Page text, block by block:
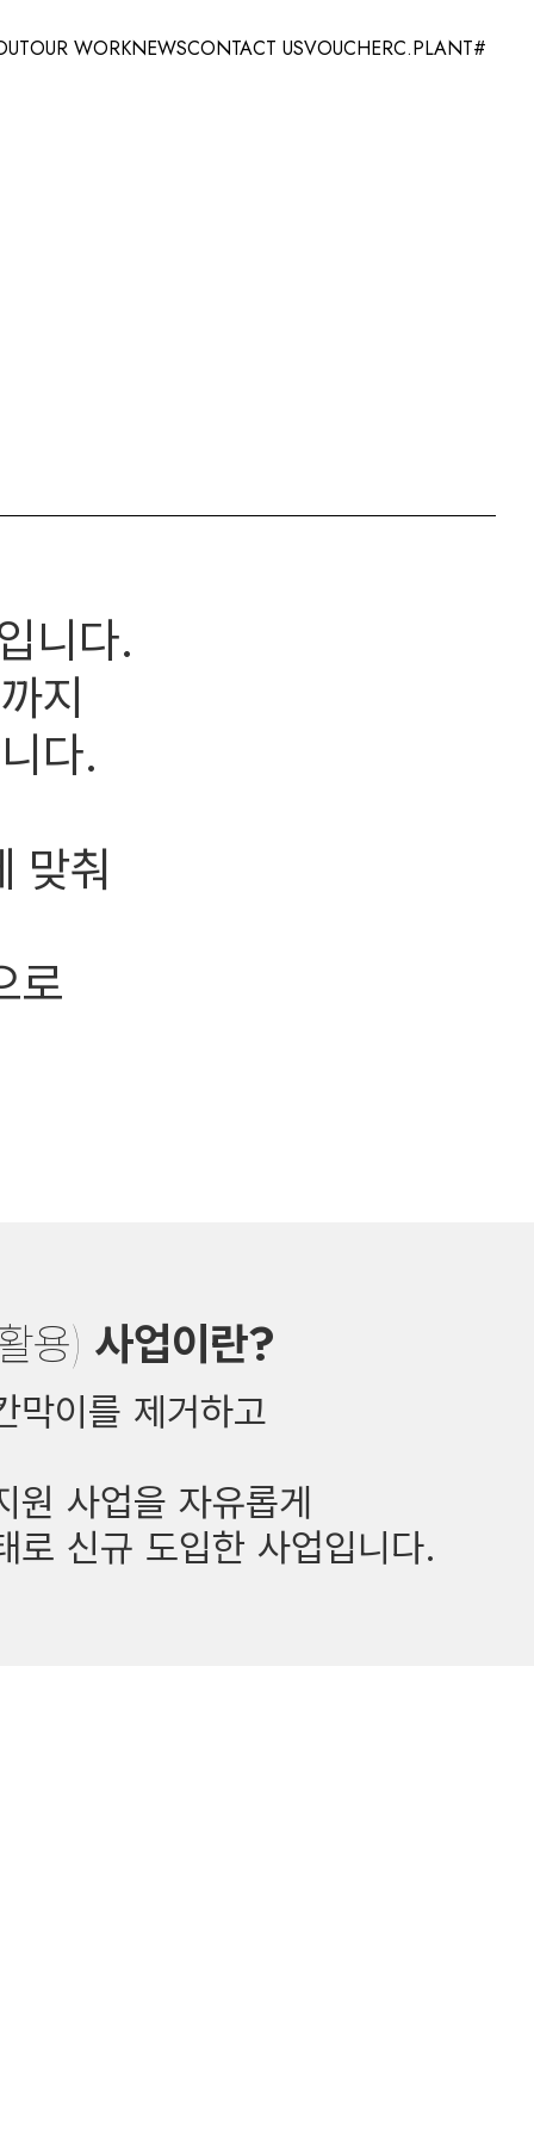
OUR WORKNEWSCONTACT USVOUCHERC.PLANT#
니다.
지
다.
맞춰
로
용) 사업이란?
막이를 제거하고
원 사업을 자유롭게
로 신규 도입한 사업입니다.